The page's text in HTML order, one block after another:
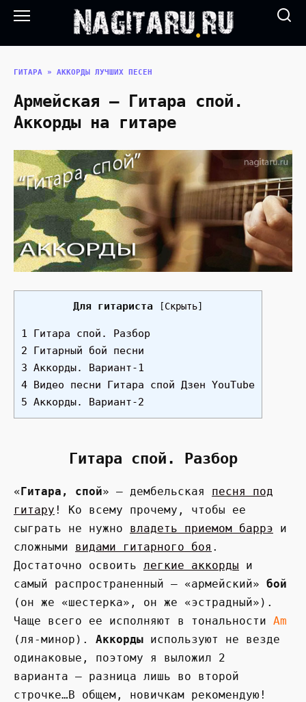
Перейти
ГИТАРА » АККОРДЫ ЛУЧШИХ ПЕСЕН
Армейская — Гитара спой.
Аккорды на гитаре
Для гитариста [Скрыть]
1 Гитара спой. Разбор
2 Гитарный бой песни
3 Аккорды. Вариант-1
4 Видео песни Гитара спой Дзен YouTube
5 Аккорды. Вариант-2
Гитара спой. Разбор
«Гитара, спой» — дембельская песня под
гитару ! Ко всему прочему, чтобы ее
сыграть не нужно владеть приемом баррэ и
сложными видами гитарного боя .
Достаточно освоить легкие аккорды и
самый распространенный — «армейский» бой
(он же «шестерка», он же «эстрадный»).
Чаще всего ее исполняют в тональности Am
(ля-минор). Аккорды используют не везде
одинаковые, поэтому я выложил 2
варианта — разница лишь во второй
строчке…В общем, новичкам рекомендую!